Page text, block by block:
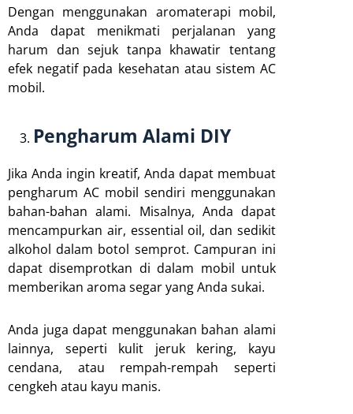
Dengan menggunakan aromaterapi mobil,
Anda dapat menikmati perjalanan yang
harum dan sejuk tanpa khawatir tentang
efek negatif pada kesehatan atau sistem AC
mobil.
Pengharum Alami DIY
Jika Anda ingin kreatif, Anda dapat membuat
pengharum AC mobil sendiri menggunakan
bahan-bahan alami. Misalnya, Anda dapat
mencampurkan air, essential oil, dan sedikit
alkohol dalam botol semprot. Campuran ini
dapat disemprotkan di dalam mobil untuk
memberikan aroma segar yang Anda sukai.
Anda juga dapat menggunakan bahan alami
lainnya, seperti kulit jeruk kering, kayu
cendana, atau rempah-rempah seperti
cengkeh atau kayu manis.